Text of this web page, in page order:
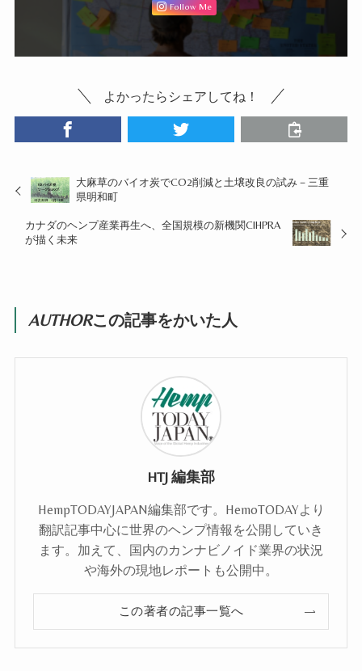
Follow Me
よかったらシェアしてね！
大麻草のバイオ炭でCO2削減と土壌改良の試み－三重
県明和町
カナダのヘンプ産業再生へ、全国規模の新機関CIHPRA
が描く未来
AUTHORこの記事をかいた人
HTJ 編集部
HempTODAYJAPAN編集部です。HemoTODAYより
翻訳記事中心に世界のヘンプ情報を公開していき
ます。加えて、国内のカンナビノイド業界の状況
や海外の現地レポートも公開中。
この著者の記事一覧へ